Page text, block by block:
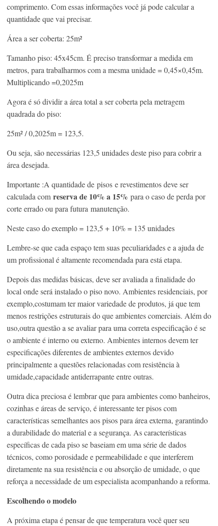
comprimento. Com essas informações você já pode calcular a
quantidade que vai precisar.
Área a ser coberta: 25m²
Tamanho piso: 45x45cm. É preciso transformar a medida em
metros, para trabalharmos com a mesma unidade = 0,45×0,45m.
Multiplicando =0,2025m
Agora é só dividir a área total a ser coberta pela metragem
quadrada do piso:
25m² / 0,2025m = 123,5.
Ou seja, são necessárias 123,5 unidades deste piso para cobrir a
área desejada.
Importante :A quantidade de pisos e revestimentos deve ser
calculada com reserva de 10% a 15% para o caso de perda por
corte errado ou para futura manutenção.
Neste caso do exemplo = 123,5 + 10% = 135 unidades
Lembre-se que cada espaço tem suas peculiaridades e a ajuda de
um profissional é altamente recomendada para está etapa.
Depois das medidas básicas, deve ser avaliada a finalidade do
local onde será instalado o piso novo. Ambientes residenciais, por
exemplo,costumam ter maior variedade de produtos, já que tem
menos restrições estruturais do que ambientes comerciais. Além do
uso,outra questão a se avaliar para uma correta especificação é se
o ambiente é interno ou externo. Ambientes internos devem ter
especificações diferentes de ambientes externos devido
principalmente a questões relacionadas com resistência à
umidade,capacidade antiderrapante entre outras.
Outra dica preciosa é lembrar que para ambientes como banheiros,
cozinhas e áreas de serviço, é interessante ter pisos com
características semelhantes aos pisos para área externa, garantindo
a durabilidade do material e a segurança. As características
específicas de cada piso se baseiam em uma série de dados
técnicos, como porosidade e permeabilidade e que interferem
diretamente na sua resistência e ou absorção de umidade, o que
reforça a necessidade de um especialista acompanhando a reforma.
Escolhendo o modelo
A próxima etapa é pensar de que temperatura você quer seu